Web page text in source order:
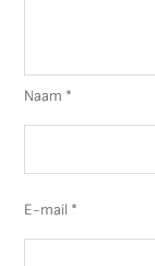
Naam *
E-mail *